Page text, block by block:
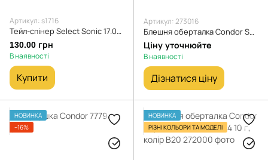
Артикул: s1716
Тейл-спінер Select Sonic 17.0g #16
130.00 грн
В наявності
Купити
Артикул: 273016
Блешня оберталка Condor Super Vibbra (5181) №5 13 г, колір C4
Ціну уточнюйте
В наявності
Дізнатися ціну
НОВИНКА
−16%
НОВИНКА
РІЗНІ КОЛЬОРИ ТА МОДЕЛІ